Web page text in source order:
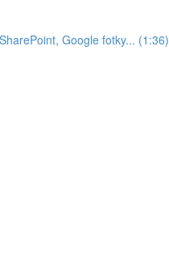
Google fotky... (1:36)